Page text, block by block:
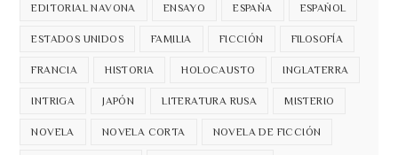
EDITORIAL NAVONA ENSAYO ESPAÑA ESPAÑOL
ESTADOS UNIDOS FAMILIA FICCIÓN FILOSOFÍA
FRANCIA HISTORIA HOLOCAUSTO INGLATERRA
INTRIGA JAPÓN LITERATURA RUSA MISTERIO
NOVELA NOVELA CORTA NOVELA DE FICCIÓN